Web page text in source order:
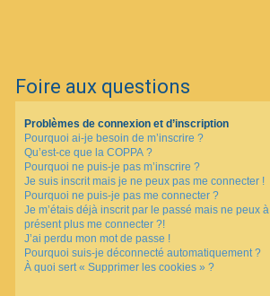
I
Foire aux questions
Problèmes de connexion et d’inscription
Pourquoi ai-je besoin de m’inscrire ?
Qu’est-ce que la COPPA ?
Pourquoi ne puis-je pas m’inscrire ?
Je suis inscrit mais je ne peux pas me connecter !
Pourquoi ne puis-je pas me connecter ?
Je m’étais déjà inscrit par le passé mais ne peux à
présent plus me connecter ?!
J’ai perdu mon mot de passe !
Pourquoi suis-je déconnecté automatiquement ?
À quoi sert « Supprimer les cookies » ?